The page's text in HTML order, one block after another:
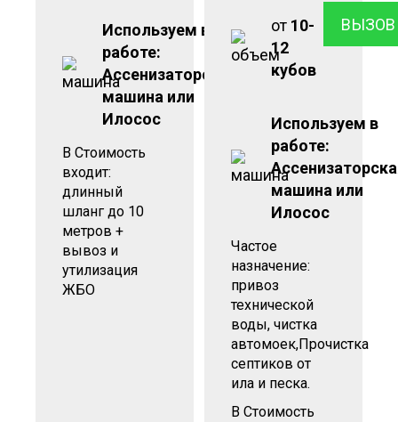
Используем в
работе:
Ассенизаторская
машина или
Илосос
В Стоимость
входит:
длинный
шланг до 10
метров +
вывоз и
утилизация
ЖБО
от 10-
12
кубов
Используем в
работе:
машина или
Илосос
Частое
назначение:
привоз
технической
воды, чистка
автомоек,Прочистка
септиков от
ила и песка.
В Стоимость